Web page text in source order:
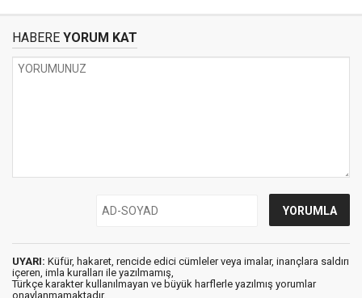
HABERE YORUM KAT
UYARI: Küfür, hakaret, rencide edici cümleler veya imalar, inançlara saldırı
içeren, imla kuralları ile yazılmamış,
Türkçe karakter kullanılmayan ve büyük harflerle yazılmış yorumlar
onaylanmamaktadır.